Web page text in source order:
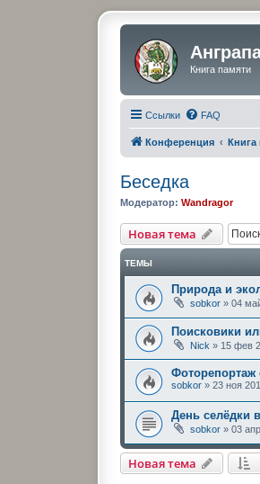
Книга памяти
Ссылки FAQ
Конференция Книга
Беседка
Модератор: Wandragor
Новая тема
ТЕМЫ
Природа и
sobkor »04
Поисковики
Nick » 15 фев
Фоторепортаж
sobkor »23 ноя
День селёдки
sobkor »03
Новая тема